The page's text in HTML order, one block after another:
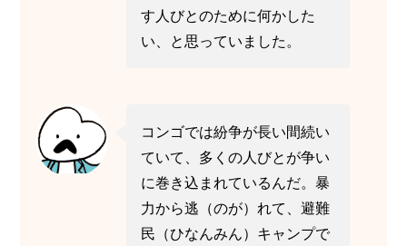
す人びとのために何かした
い、と思っていました。
コンゴでは紛争が長い間続い
ていて、多くの人びとが争い
に巻き込まれているんだ。暴
力から逃（のが）れて、避難
民（ひなんみん）キャンプで